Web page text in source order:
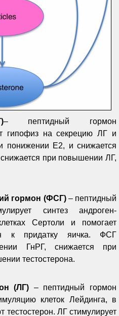
– пептидный гормон
гипофиз на секрецию ЛГ и
понижении Е2, и снижается
при повышении ЛГ,
гормон (ФСГ)– пептидный
синтез андроген-
Сертоли и помогает
к придатку яичка. ФСГ
ГнРГ, снижается при
тестостерона.
(ЛГ) – пептидный гормон
клеток Лейдинга, в
тестостерон. ЛГ стимулирует